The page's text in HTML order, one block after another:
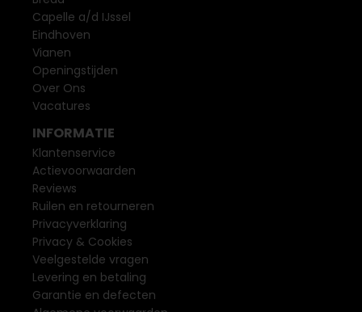
Capelle a/d IJssel
Eindhoven
Vianen
Openingstijden
Over Ons
Vacatures
INFORMATIE
Klantenservice
Actievoorwaarden
Reviews
Ruilen en retourneren
Privacyverklaring
Privacy & Cookies
Veelgestelde vragen
Levering en betaling
Garantie en defecten